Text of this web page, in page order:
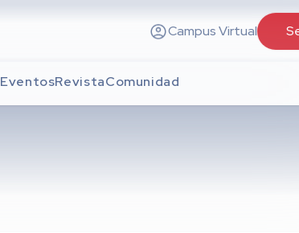
Campus Virtual
EventosRevistaComunidad